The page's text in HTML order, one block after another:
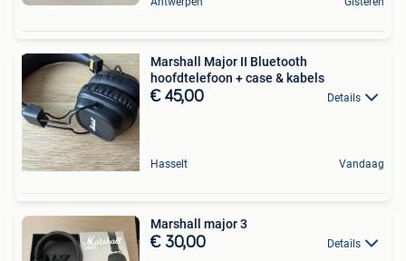
Marshall Major II Bluetooth
hoofdtelefoon + case & kabels
€ 45,00 Details
Hasselt Vandaag
Marshall major 3
€ 30,00 Details